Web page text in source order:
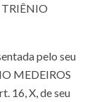
TRIÊNIO
pelo seu
MEDEIROS
16, X, de seu